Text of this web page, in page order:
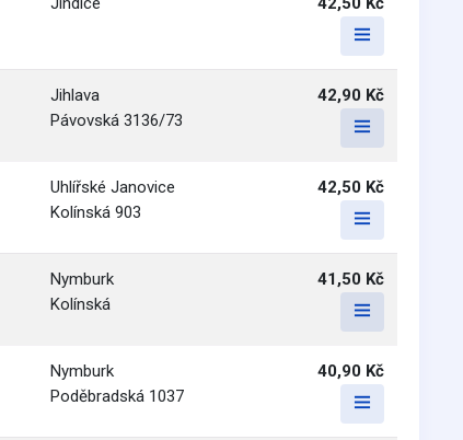
Jihlava
Pávovská 3136/73
42,90 Kč
Uhlířské Janovice
Kolínská 903
42,50 Kč
Nymburk
Kolínská
41,50 Kč
Nymburk
Poděbradská 1037
40,90 Kč